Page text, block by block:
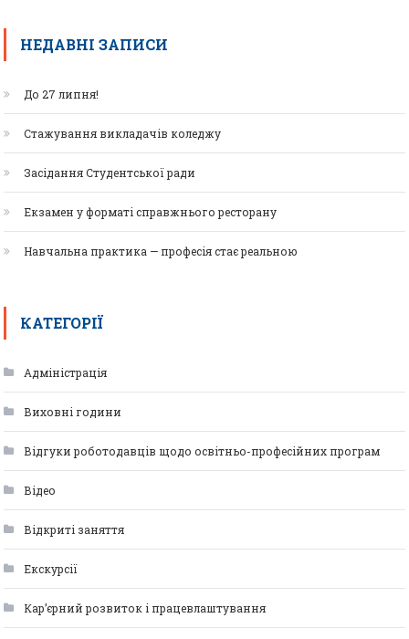
НЕДАВНІ ЗАПИСИ
До 27 липня!
Стажування викладачів коледжу
Засідання Студентської ради
Екзамен у форматі справжнього ресторану
Навчальна практика — професія стає реальною
КАТЕГОРІЇ
Адміністрація
Виховні години
Відгуки роботодавців щодо освітньо-професійних програм
Відео
Відкриті заняття
Екскурсії
Кар’єрний розвиток і працевлаштування